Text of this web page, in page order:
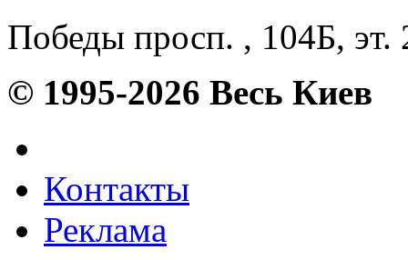
Победы просп. , 104Б, эт.
© 1995-2026 Весь Киев
Контакты
Реклама